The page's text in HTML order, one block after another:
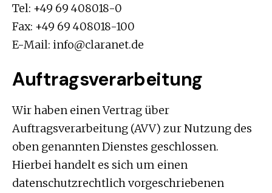
Tel: +49 69 408018-0
Fax: +49 69 408018-100
E-Mail: info@claranet.de
Auftragsverarbeitung
Wir haben einen Vertrag über
Auftragsverarbeitung (AVV) zur Nutzung des
oben genannten Dienstes geschlossen.
Hierbei handelt es sich um einen
datenschutzrechtlich vorgeschriebenen